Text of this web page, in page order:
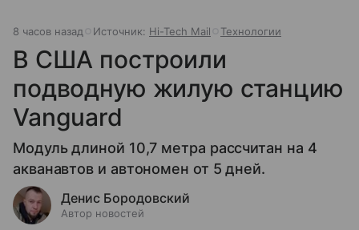
8 часов назад Источник: Hi-Tech Mail Технологии
В США построили
подводную жилую станцию
Vanguard
Модуль длиной 10,7 метра рассчитан на 4
акванавтов и автономен от 5 дней.
Денис Бородовский
Автор новостей